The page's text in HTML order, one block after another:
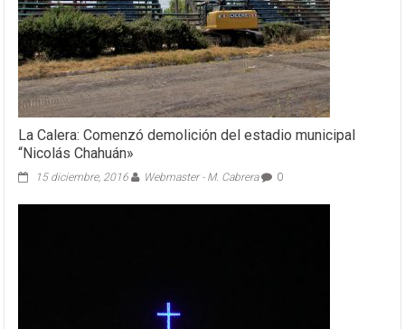
La Calera: Comenzó demolición del estadio municipal
“Nicolás Chahuán»
15 diciembre, 2016 Webmaster - M. Cabrera 0